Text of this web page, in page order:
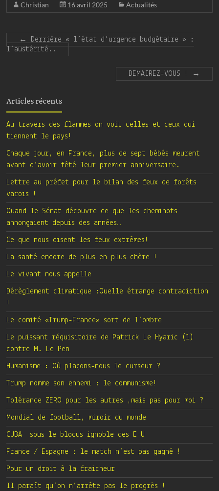
Christian 16 avril 2025 Actualités
←
Derrière « l’état d’urgence budgétaire » :
l’austérité..
DEMAIREZ-VOUS ! →
Articles récents
Au travers des flammes on voit celles et ceux qui
tiennent le pays!
Chaque jour, en France, plus de sept bébés meurent
avant d’avoir fêté leur premier anniversaire.
Lettre au préfet pour le bilan des feux de forêts
varois !
Quand le Sénat découvre ce que les cheminots
annonçaient depuis des années…
Ce que nous disent les feux extrêmes!
La santé encore de plus en plus chère !
Le vivant nous appelle
Dérèglement climatique :Quelle étrange contradiction
!
Le comité «Trump-France» sort de l’ombre
Le puissant réquisitoire de Patrick Le Hyaric (1)
contre M. Le Pen
Humanisme : Où plaçons-nous le curseur ?
Trump nomme son ennemi : le communisme!
Tolérance ZERO pour les autres ,mais pas pour moi ?
Mondial de football, miroir du monde
CUBA sous le blocus ignoble des E-U
France / Espagne : le match n’est pas gagné !
Pour un droit à la fraicheur
Il paraît qu’on n’arrête pas le progrès !